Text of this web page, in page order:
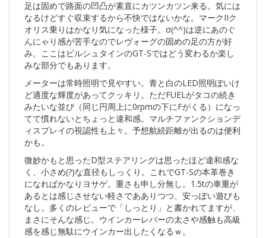
足は固めで路面の凹凸が素直にカツンカツン来る。気には
なるけどすぐ収束するから不快ではないかな。マークIIク
オリス乗りはかなり気になった様子。σ(^^)は逆にあのぐ
んにゃり感が苦手なのでレヴォーグの固めの足の方が好
み。ここはビルシュタインのGT-Sではどう変わるか楽し
みな部分でもあります。
メーターは常時照明で見やすい。青と白のLED照明ぽいけ
ど適度な輝度があってクッキリ。ただFUELがタコの続き
みたいな並び（同じ円周上に0rpmの下にFがくる）になっ
てて慣れないとちょっと違和感。マルチファンクションデ
ィスプレイの視認性も上々。予想航続距離が出るのは便利
かも。
微妙かもと思ったD型ステアリングは思ったほど違和感な
く、小さめ(?)な直径もしっくり。これでGT-Sの本革巻き
になればかなりヨサゲ。重さも申し分無し。1.5tの車重が
あるとは感じさせない軽さであありつつ、安っぽい遊びも
なし。多くのレビューで「しっとり」と書かれてますが、
まさにそんな感じ。ウインカーレバーの太さや感触も高級
感を感じ無駄にウインカー出したくなるｗ。